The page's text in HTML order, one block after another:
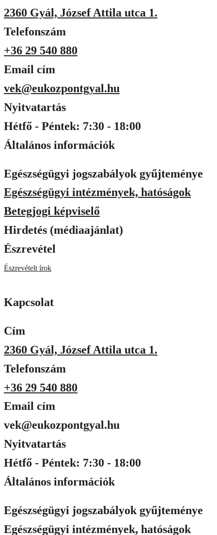
2360 Gyál, József Attila utca 1.
Telefonszám
+36 29 540 880
Email cím
vek@eukozpontgyal.hu
Nyitvatartás
Hétfő - Péntek: 7:30 - 18:00
Általános információk
Egészségügyi jogszabályok gyűjteménye
Egészségügyi intézmények, hatóságok
Betegjogi képviselő
Hirdetés (médiaajánlat)
Észrevétel
Észrevételt írok
Kapcsolat
Cím
2360 Gyál, József Attila utca 1.
Telefonszám
+36 29 540 880
Email cím
vek@eukozpontgyal.hu
Nyitvatartás
Hétfő - Péntek: 7:30 - 18:00
Általános információk
Egészségügyi jogszabályok gyűjteménye
Egészségügyi intézmények, hatóságok